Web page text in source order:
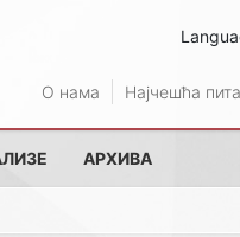
О нама Најчешћа
АРХИВА